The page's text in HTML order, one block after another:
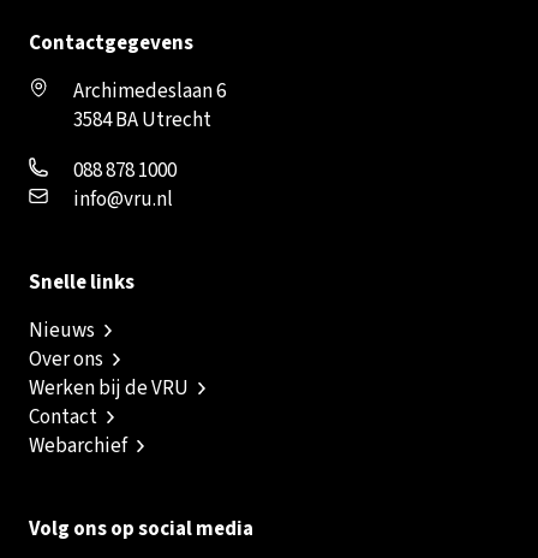
Contactgegevens
Archimedeslaan 6
3584 BA Utrecht
088 878 1000
info@vru.nl
Snelle links
Nieuws
Over ons
Werken bij de VRU
Contact
Webarchief
Volg ons op social media